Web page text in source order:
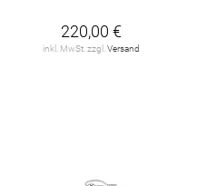
220,00 €
inkl. MwSt. zzgl. Versand